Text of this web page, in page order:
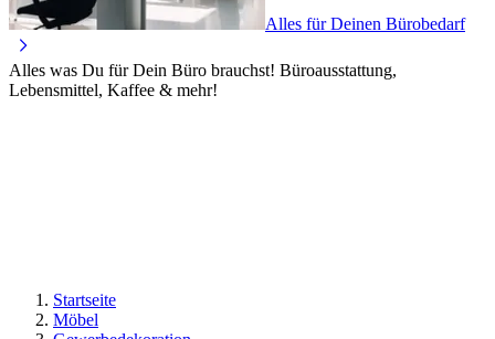
Alles für Deinen Bürobedarf
Alles was Du für Dein Büro brauchst! Büroausstattung,
Lebensmittel, Kaffee & mehr!
Startseite
Möbel